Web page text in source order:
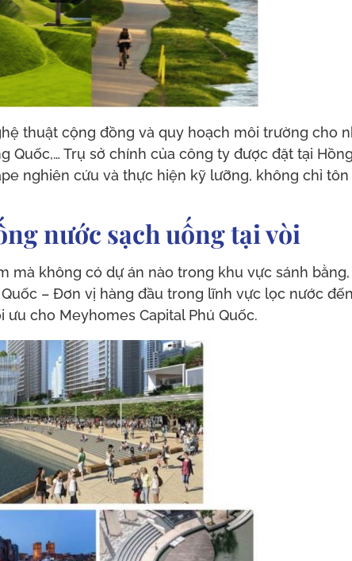
thuật cộng đồng và quy hoạch môi trường cho
Quốc,… Trụ sở chính của công ty được đặt tại
nghiên cứu và thực hiện kỹ lưỡng, không chỉ
nước sạch uống tại vòi
không có dự án nào trong khu vực sánh
– Đơn vị hàng đầu trong lĩnh vực lọc nước
cho Meyhomes Capital Phú Quốc.